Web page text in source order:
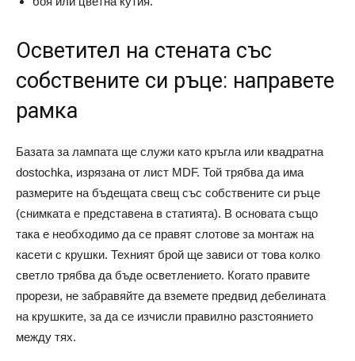
Осветител на стената със
собствените си ръце: направете
рамка
Базата за лампата ще служи като кръгла или квадратна
dostochka, изрязана от лист MDF. Той трябва да има
размерите на бъдещата свещ със собствените си ръце
(снимката е представена в статията). В основата също
така е необходимо да се правят слотове за монтаж на
касети с крушки. Техният брой ще зависи от това колко
светло трябва да бъде осветлението. Когато правите
прорези, не забравяйте да вземете предвид дебелината
на крушките, за да се изчисли правилно разстоянието
между тях.